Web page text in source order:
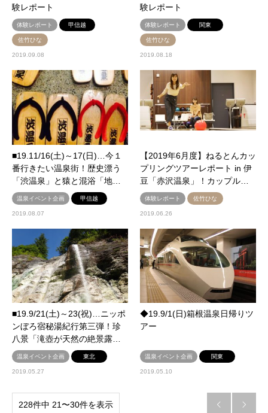
験レポート
体験レポート 甲信越
佐竹ひな
2019.09.08
験レポート
体験レポート 関東
佐竹ひな
2019.08.18
■19.11/16(土)～17(日)…今１
番行きたい温泉街！歴史漂う
「渋温泉」と猿と混浴「地…
温泉イベント企画 甲信越
2019.08.07
【2019年6月度】ねるとんカッ
プリングツアーレポート in 伊
豆「赤沢温泉」！カップル…
体験レポート 佐竹ひな
2019.06.26
■19.9/21(土)～23(祝)…ニッポ
ンぼろ宿秘湯紀行第三弾！珍
八景「滝壺が天然の絶景露…
温泉イベント企画 東北
2019.05.27
◆19.9/1(日)箱根温泉日帰りツ
アー
温泉イベント企画 関東
2019.05.10
228件中 21〜30件を表示  